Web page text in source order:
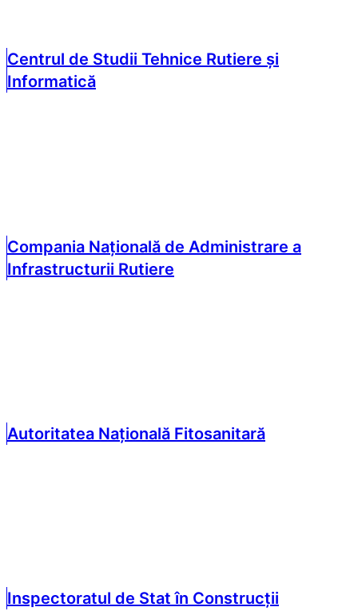
Centrul de Studii Tehnice Rutiere și
Informatică
Compania Națională de Administrare a
Infrastructurii Rutiere
Autoritatea Națională Fitosanitară
Inspectoratul de Stat în Construcții